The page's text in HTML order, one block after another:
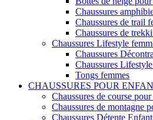
Chaussures
Chaussures de trail
Chaussures de
Chaussures Lifestyle
Chaussures
Chaussures
Tongs femmes
CHAUSSURES POUR
Chaussures de course
Chaussures de montagne
Chaussures Détente